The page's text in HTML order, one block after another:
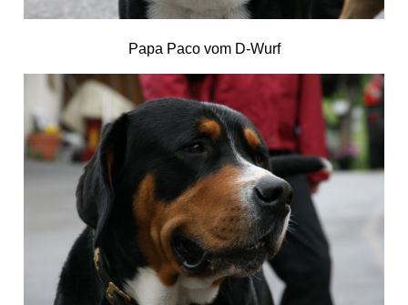
Papa Paco vom D-Wurf